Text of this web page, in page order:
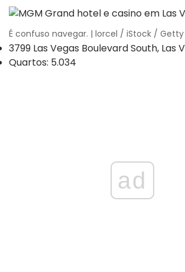
É confuso navegar. | lorcel / iStock /
3799 Las Vegas Boulevard South, Las
Quartos: 5.034
ad